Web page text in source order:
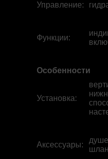
Управление:
Функции:
Особенности
Установка:
Аксессуары: